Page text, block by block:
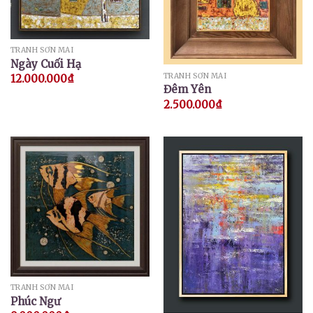
TRANH SƠN MÀI
Ngày Cuối Hạ
12.000.000₫ TRANH SƠN MÀI
Đêm Yên
2.500.000₫
TRANH SƠN MÀI
Phúc Ngư